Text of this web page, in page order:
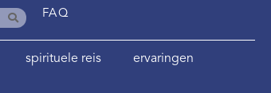
FAQ
spirituele reis ervaringen